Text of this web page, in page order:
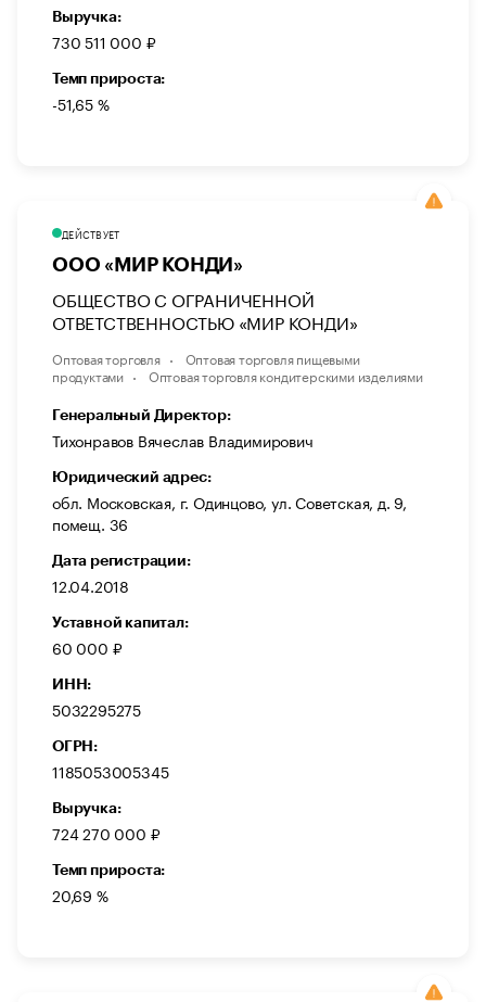
Выручка:
730 511 000 ₽
Темп прироста:
-51,65 %
ДЕЙСТВУЕТ
ООО «МИР КОНДИ»
ОБЩЕСТВО С ОГРАНИЧЕННОЙ
ОТВЕТСТВЕННОСТЬЮ «МИР КОНДИ»
Оптовая торговля
Оптовая торговля пищевыми
продуктами
Оптовая торговля кондитерскими изделиями
Генеральный Директор:
Тихонравов Вячеслав Владимирович
Юридический адрес:
обл. Московская, г. Одинцово, ул. Советская, д. 9,
помещ. 36
Дата регистрации:
12.04.2018
Уставной капитал:
60 000 ₽
ИНН:
5032295275
ОГРН:
1185053005345
Выручка:
724 270 000 ₽
Темп прироста:
20,69 %